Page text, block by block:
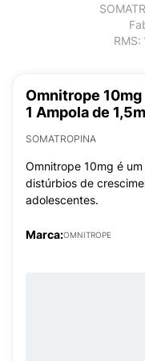
RMS:
Omnitrope
1 Ampola de
SOMATROPINA
Omnitrope 10mg é
distúrbios de
adolescentes.
Marca:OMNITROPE